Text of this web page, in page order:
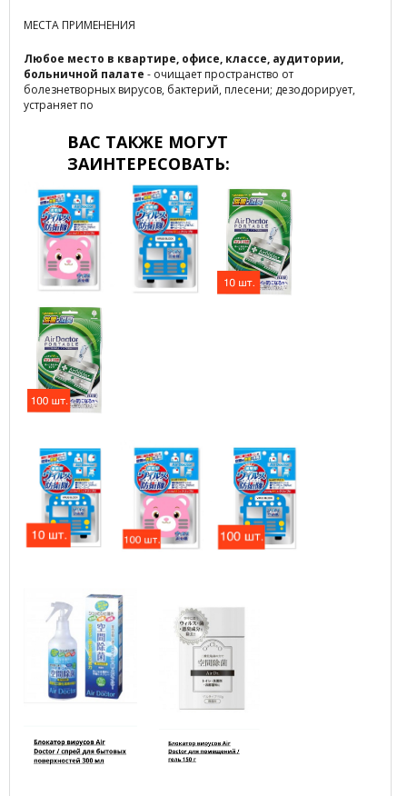
МЕСТА ПРИМЕНЕНИЯ
Любое место в квартире, офисе, классе, аудитории,
больничной палате - очищает пространство от
болезнетворных вирусов, бактерий, плесени; дезодорирует,
устраняет по
ВАС ТАКЖЕ МОГУТ
ЗАИНТЕРЕСОВАТЬ: